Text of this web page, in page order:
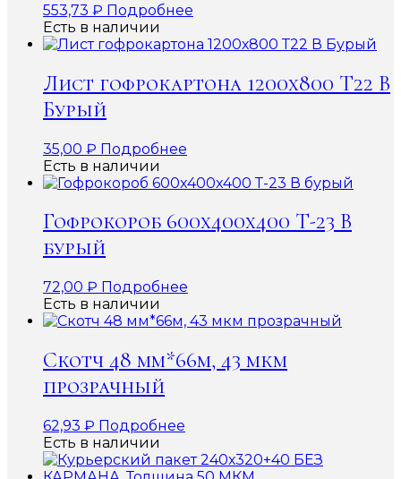
553,73 ₽ Подробнее
Есть в наличии
Лист гофрокартона 1200х800 Т22 В
Бурый
35,00 ₽ Подробнее
Есть в наличии
Гофрокороб 600x400x400 Т-23 В
бурый
72,00 ₽ Подробнее
Есть в наличии
Скотч 48 мм*66м, 43 мкм
прозрачный
62,93 ₽ Подробнее
Есть в наличии